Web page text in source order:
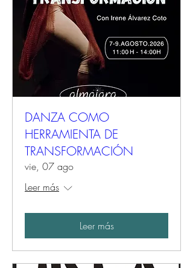
DANZA COMO
HERRAMIENTA DE
TRANSFORMACIÓN
vie, 07 ago
Leer más
Leer más